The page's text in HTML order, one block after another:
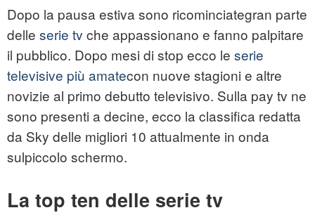
Dopo la pausa estiva sono ricominciategran parte
delle serie tv che appassionano e fanno palpitare
il pubblico. Dopo mesi di stop ecco le serie
televisive più amatecon nuove stagioni e altre
novizie al primo debutto televisivo. Sulla pay tv ne
sono presenti a decine, ecco la classifica redatta
da Sky delle migliori 10 attualmente in onda
sulpiccolo schermo.
La top ten delle serie tv